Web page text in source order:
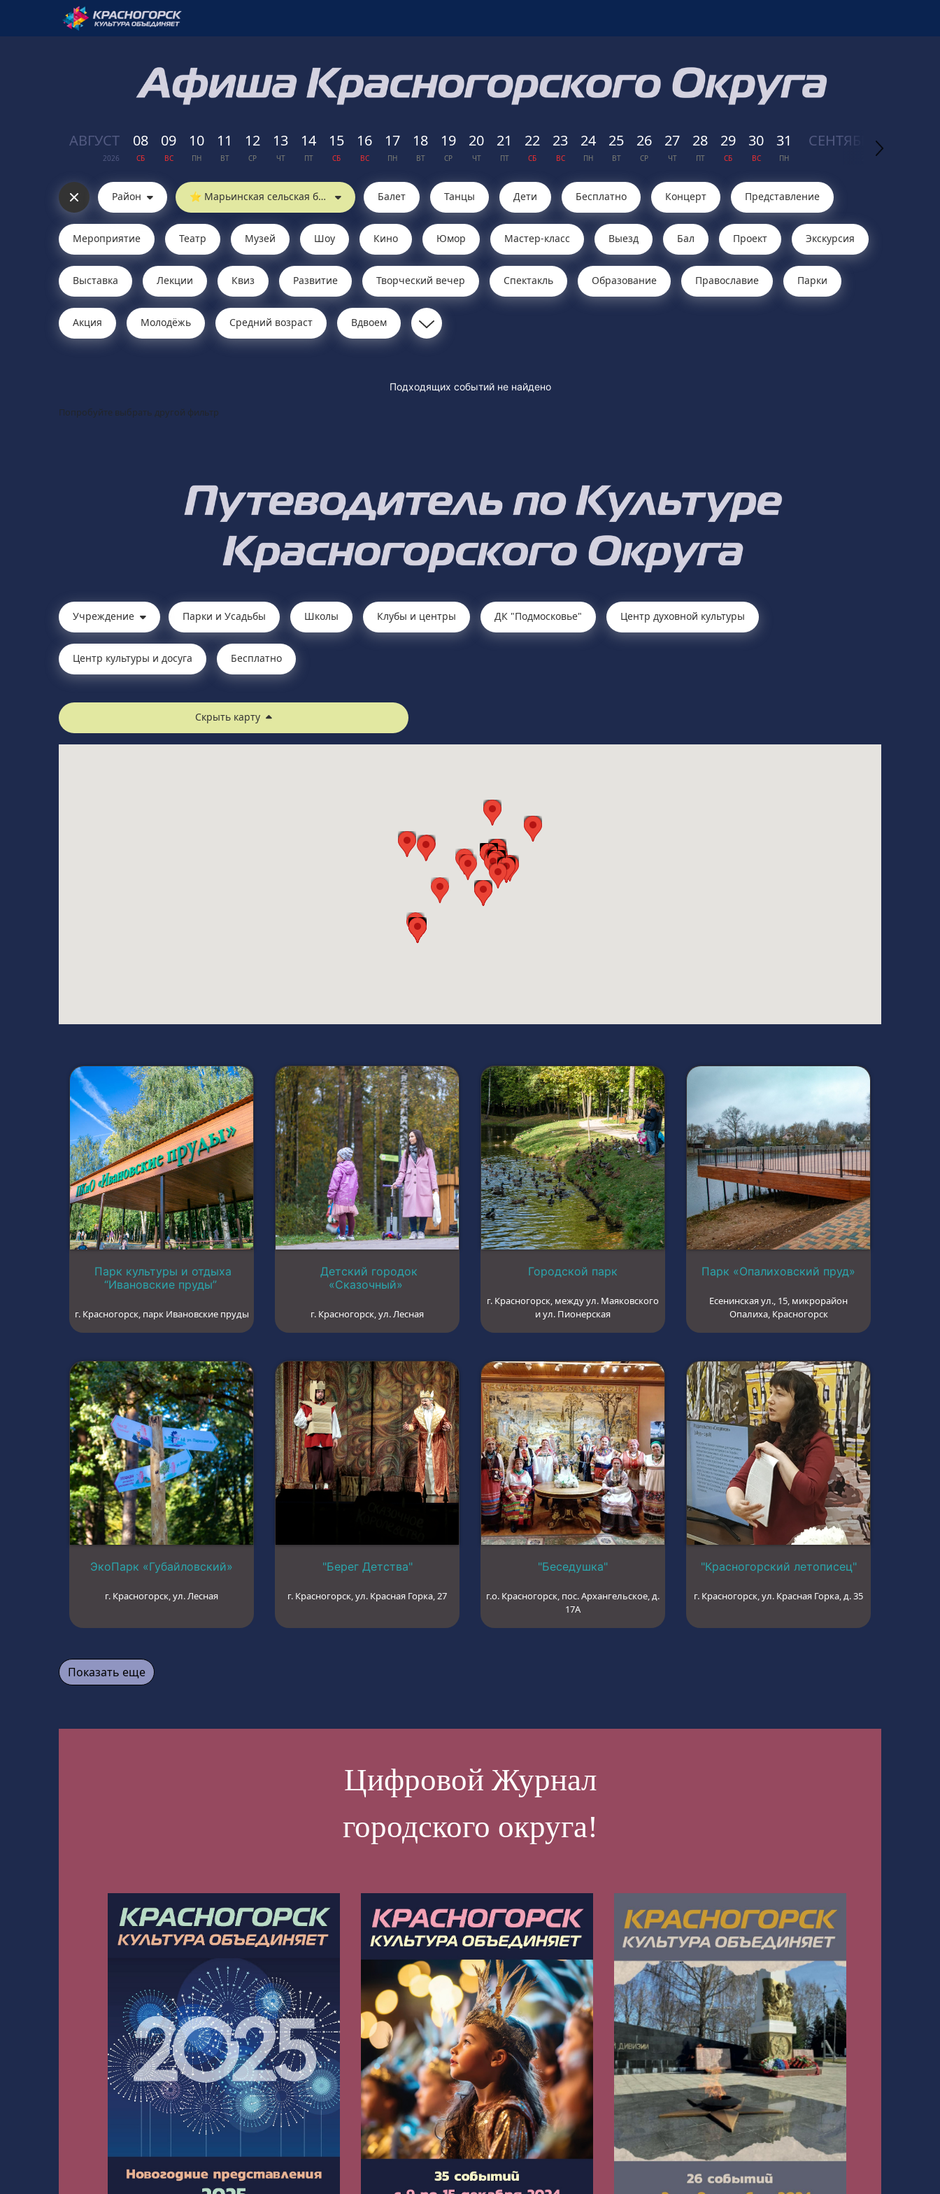
АВГУСТ
2026
08
СБ
09
ВС
10
ПН
11
ВТ
12
СР
13
ЧТ
14
ПТ
15
СБ
16
ВС
17
ПН
18
ВТ
19
СР
20
ЧТ
21
ПТ
22
СБ
23
ВС
24
ПН
25
ВТ
26
СР
27
ЧТ
28
ПТ
29
СБ
30
ВС
31
ПН
СЕНТЯБРЬ
2026
Район ⭐︎ Марьинская сельская библиотека Балет Танцы Дети Бесплатно Концерт Представление
Мероприятие Театр Музей Шоу Кино Юмор Мастер-класс Выезд Бал Проект Экскурсия
Выставка Лекции Квиз Развитие Творческий вечер Cпектакль Образование Православие Парки
Акция Молодёжь Средний возраст Вдвоем
Подходящих событий не найдено
Попробуйте выбрать другой фильтр
Учреждение Парки и Усадьбы Школы Клубы и центры ДК "Подмосковье" Центр духовной культуры
Центр культуры и досуга Бесплатно
Скрыть карту
Парк культуры и отдыха
“Ивановские пруды”
г. Красногорск, парк Ивановские пруды
Детский городок
«Сказочный»
г. Красногорск, ул. Лесная
Городской парк
г. Красногорск, между ул. Маяковского
и ул. Пионерская
Парк «Опалиховский пруд»
Есенинская ул., 15, микрорайон
Опалиха, Красногорск
ЭкоПарк «Губайловский»
г. Красногорск, ул. Лесная
"Берег Детства"
г. Красногорск, ул. Красная Горка, 27
"Беседушка"
г.о. Красногорск, пос. Архангельское, д.
17А
"Красногорский летописец"
г. Красногорск, ул. Красная Горка, д. 35
Показать еще
Цифровой Журнал
городского округа!